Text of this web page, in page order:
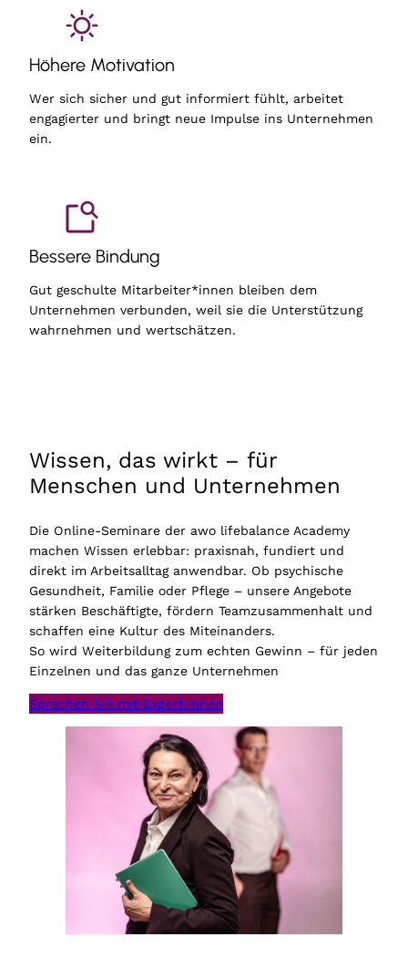
Höhere Motivation
Wer sich sicher und gut informiert fühlt, arbeitet
engagierter und bringt neue Impulse ins Unternehmen
ein.
Bessere Bindung
Gut geschulte Mitarbeiter*innen bleiben dem
Unternehmen verbunden, weil sie die Unterstützung
wahrnehmen und wertschätzen.
Wissen, das wirkt – für
Menschen und Unternehmen
Die Online-Seminare der awo lifebalance Academy
machen Wissen erlebbar: praxisnah, fundiert und
direkt im Arbeitsalltag anwendbar. Ob psychische
Gesundheit, Familie oder Pflege – unsere Angebote
stärken Beschäftigte, fördern Teamzusammenhalt und
schaffen eine Kultur des Miteinanders.
So wird Weiterbildung zum echten Gewinn – für jeden
Einzelnen und das ganze Unternehmen
Sprechen Sie mit Expert:innen